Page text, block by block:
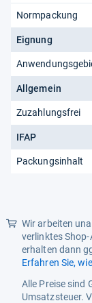
Normpackung
Eignung
Allgemein
Zuzahlungsfrei
IFAP
Packungsinhalt
Wir arbeiten
verlinktes
erhalten dann
Erfahren Sie,
Alle Preise sind
Umsatzsteuer.